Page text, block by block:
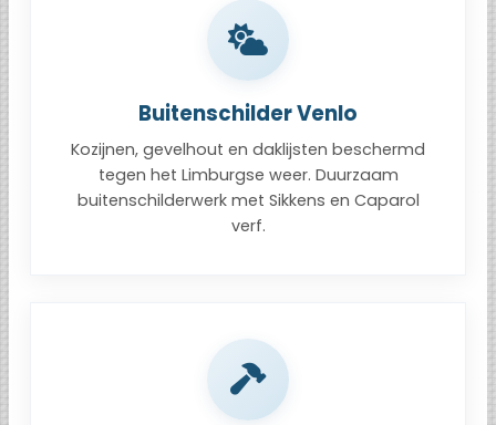
Buitenschilder Venlo
Kozijnen, gevelhout en daklijsten beschermd
tegen het Limburgse weer. Duurzaam
buitenschilderwerk met Sikkens en Caparol
verf.